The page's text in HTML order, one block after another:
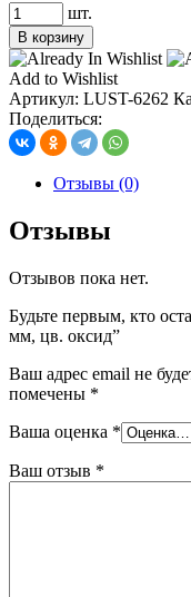
Количество
товара
люверсы
стальные,
4
мм,
цв.
оксид
шт.
В корзину
Add to Wishlist
Артикул: LUST-6262
Поделиться:
Отзывы (0)
Отзывы
Отзывов пока нет.
Будьте первым, кто
мм, цв. оксид”
Ваш адрес email не
помечены *
Ваша оценка *
Ваш отзыв *